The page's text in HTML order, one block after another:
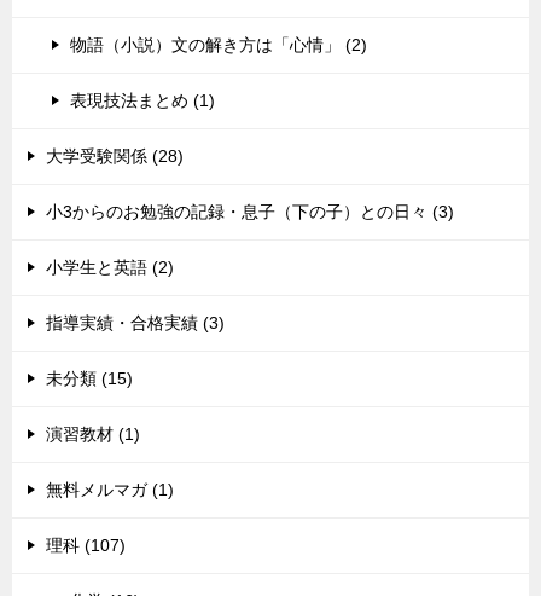
物語（小説）文の解き方は「心情」 (2)
表現技法まとめ (1)
大学受験関係 (28)
小3からのお勉強の記録・息子（下の子）との日々 (3)
小学生と英語 (2)
指導実績・合格実績 (3)
未分類 (15)
演習教材 (1)
無料メルマガ (1)
理科 (107)